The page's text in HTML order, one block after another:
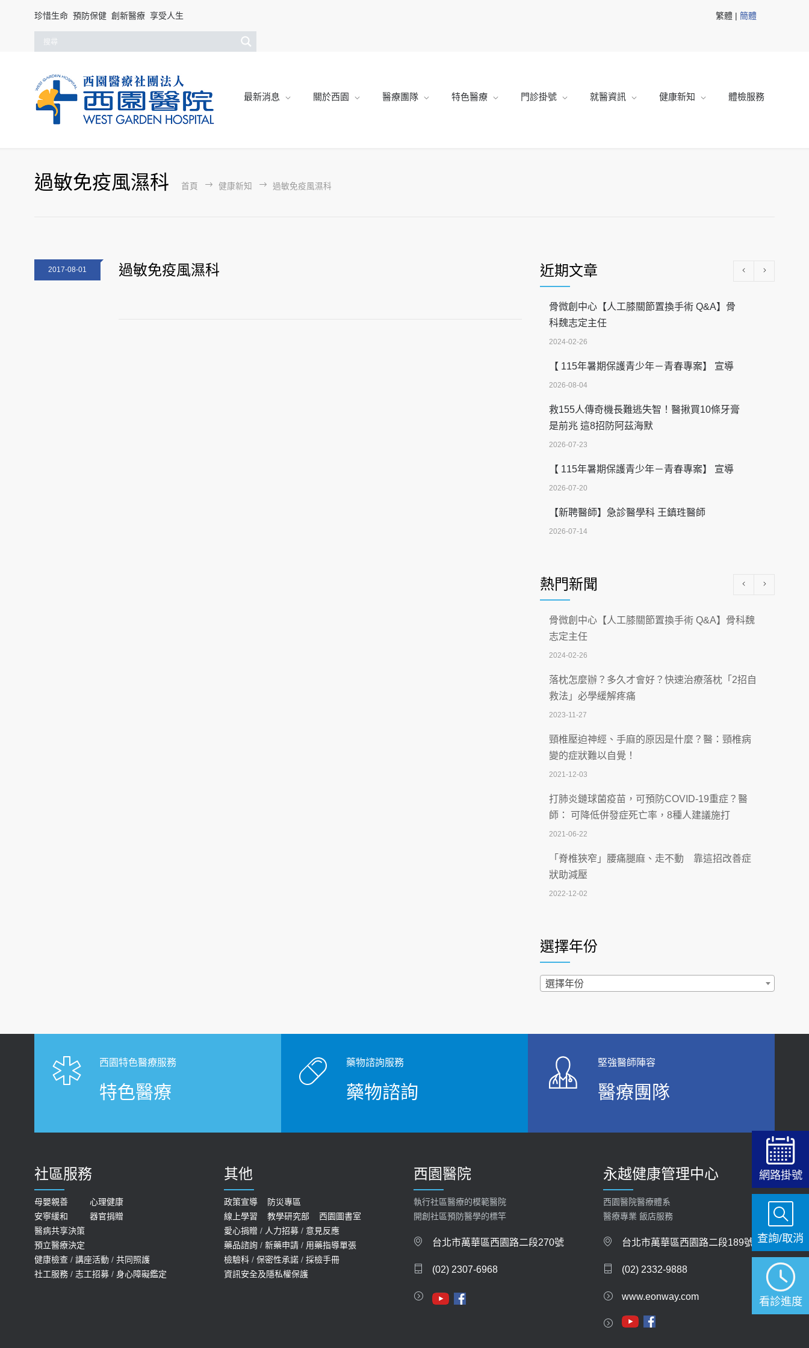
珍惜生命 預防保健 創新醫療 享受人生 繁體 | 簡體
最新消息 關於西園 醫療團隊 特色醫療 門診掛號 就醫資訊 健康新知 體檢服務
過敏免疫風濕科 首頁 健康新知 過敏免疫風濕科
2017-08-01 過敏免疫風濕科 近期文章
骨微創中心【人工膝關節置換手術 Q&A】骨
科魏志定主任
2024-02-26
【 115年暑期保護青少年－青春專案】 宣導
2026-08-04
救155人傳奇機長難逃失智！醫揪買10條牙膏
是前兆 這8招防阿茲海默
2026-07-23
【 115年暑期保護青少年－青春專案】 宣導
2026-07-20
【新聘醫師】急診醫學科 王鎮珄醫師
2026-07-14
2026-07-08
沒菸酒也瀕臨洗腎？65歲男靠「這習慣」逆
轉腎功能 醫揭3招救命
2026-07-08
體溫飆破41度！醫連收兩例中暑病例：致死
率達8成
2026-07-07
深耕萬華55年 西園醫院回顧發展歷程與智慧
醫療布局
2026-07-06
【115年臺北市「防癌保衛戰：健康好禮一手
刮」】 宣導
2026-07-02
【無菸城市】 宣導
2026-07-02
4連霸議員黃秋澤癌逝！食道癌為何奪命快？
西園醫院55周年 7／10捐血公益活動 邀民眾
熱血響應
2026-06-30
2026-06-25
健康肛門痛都是痔瘡?醫談瘍瘍瘻管與肛裂差
異 逾50歲民眾可做1事
避免血糖血壓飆高
【防跌密碼-防止嬰幼兒跌落及因應處理指
上班常待在冷氣房？小心泌尿道感染 醫示
【2026年世界無菸日】 宣導
熱門新聞
骨微創中心【人工膝關節置換手術 Q&A】骨科魏
志定主任
2024-02-26
落枕怎麼辦？多久才會好？快速治療落枕「2招自
救法」必學緩解疼痛
2023-11-27
頸椎壓迫神經、手麻的原因是什麼？醫：頸椎病
變的症狀難以自覺！
2021-12-03
打肺炎鏈球菌疫苗，可預防COVID-19重症？醫
師： 可降低併發症死亡率，8種人建議施打
2021-06-22
「脊椎狹窄」腰痛腿麻、走不動 靠這招改善症
狀助減壓
2022-12-02
2022-02-17
過量維生素D和鈣恐罹癌? 醫師釋疑：搞懂4原則
不怕補錯
「落枕」不要大力按脖子！ 1招「伸展運動」預防
2020-12-15
白天跑廁所超過8次，就算膀胱過動症！醫師：趁
2021-03-05
少？醫：過多恐增罹癌風險
骨科魏志定主任接受專訪 【年代電視台聚焦2.0】
近4成人口骨質疏鬆？12類人快做骨質密度檢查！
醫：注意5重點可逆轉骨鬆
膝蓋退化有9大部位 骨科醫坦言：不一定得換人工
選擇年份
選擇年份
西園特色醫療服務
特色醫療
藥物諮詢服務
藥物諮詢
堅強醫師陣容
醫療團隊
社區服務
母嬰親善
心理健康
安寧緩和
器官捐贈
醫病共享決策
預立醫療決定
健康檢查 / 講座活動 / 共同照護
社工服務 / 志工招募 / 身心障礙鑑定
其他
政策宣導
防災專區
線上學習
教學研究部
西園圖書室
愛心捐贈 / 人力招募 / 意見反應
藥品諮詢 / 新藥申請 / 用藥指導單張
檢驗科 / 保密性承諾 / 採檢手冊
資訊安全及隱私權保護
西園醫院
執行社區醫療的模範醫院
開創社區預防醫學的標竿
台北市萬華區西園路二段270號
(02) 2307-6968
永越健康管理中心
西園醫院醫療體系
醫療專業 飯店服務
台北市萬華區西園路二段189號
(02) 2332-9888
www.eonway.com
網路掛號
看診進度
查詢/取消